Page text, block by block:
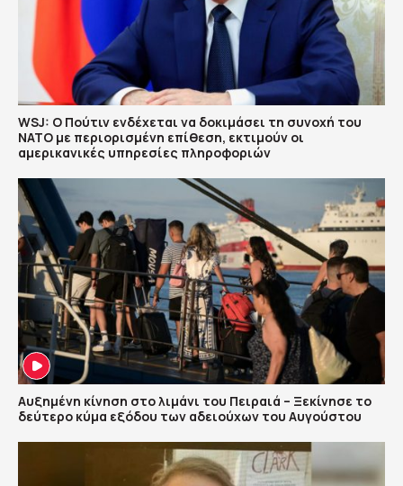
WSJ: Ο Πούτιν ενδέχεται να δοκιμάσει τη συνοχή του
ΝΑΤΟ με περιορισμένη επίθεση, εκτιμούν οι
αμερικανικές υπηρεσίες πληροφοριών
Αυξημένη κίνηση στο λιμάνι του Πειραιά – Ξεκίνησε το
δεύτερο κύμα εξόδου των αδειούχων του Αυγούστου